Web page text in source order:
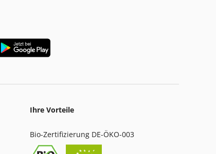
Ihre Vorteile
Bio-Zertifizierung DE-ÖKO-003